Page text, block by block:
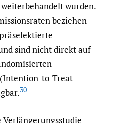
wurden.
beziehen
sind nicht direkt auf
to-Treat-
30